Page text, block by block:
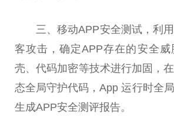
三、移动APP安全测试，利
客攻击，确定APP存在的安全威
壳、代码加密等技术进行加固，
态全局守护代码，App 运行时全
生成APP安全测评报告。